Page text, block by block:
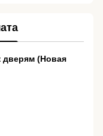
дверям (Новая